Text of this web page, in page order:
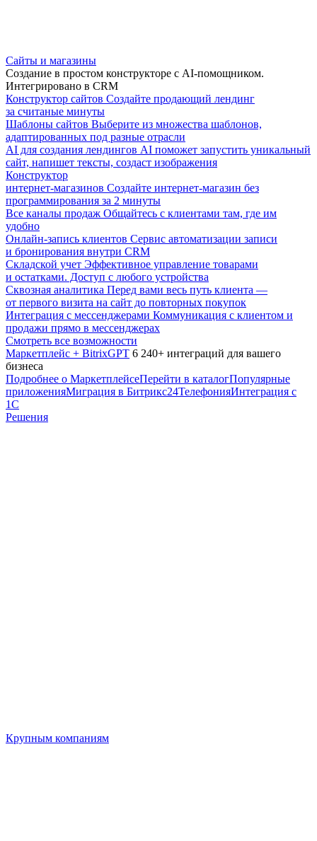
Сайты и магазины
Создание в простом конструкторе с AI-помощником.
Интегрировано в CRM
Конструктор сайтов Создайте продающий лендинг
за считаные минуты
Шаблоны сайтов Выберите из множества шаблонов,
адаптированных под разные отрасли
AI для создания лендингов AI поможет запустить уникальный
сайт, напишет тексты, создаст изображения
Конструктор
интернет-магазинов Создайте интернет-магазин без
программирования за 2 минуты
Все каналы продаж Общайтесь с клиентами там, где им
удобно
Онлайн-запись клиентов Сервис автоматизации записи
и бронирования внутри CRM
Складской учет Эффективное управление товарами
и остатками. Доступ с любого устройства
Сквозная аналитика Перед вами весь путь клиента —
от первого визита на сайт до повторных покупок
Интеграция с мессенджерами Коммуникация с клиентом и
продажи прямо в мессенджерах
Смотреть все возможности
Маркетплейс + BitrixGPT 6 240+ интеграций для вашего
бизнеса
Подробнее о МаркетплейсеПерейти в каталогПопулярные
приложенияМиграция в Битрикс24ТелефонияИнтеграция с
1С
Решения
Крупным компаниям